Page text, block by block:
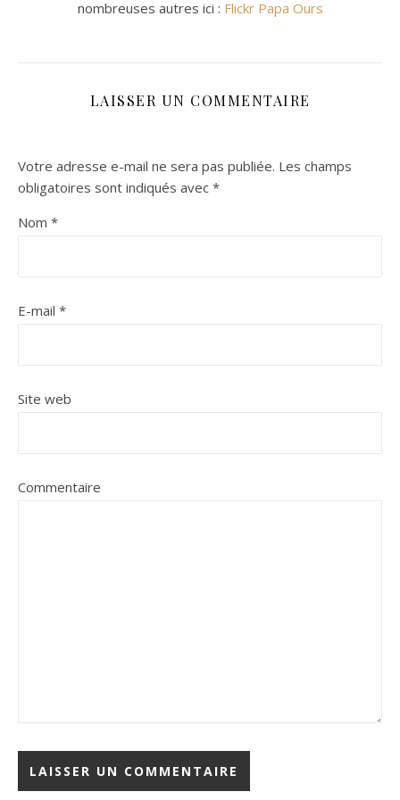
nombreuses autres ici : Flickr Papa Ours
LAISSER UN COMMENTAIRE
Votre adresse e-mail ne sera pas publiée. Les champs
obligatoires sont indiqués avec *
Nom *
E-mail *
Site web
Commentaire